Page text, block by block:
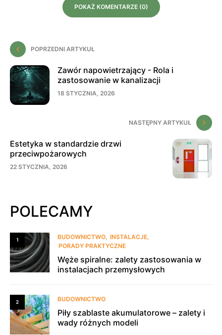
POKAŻ KOMENTARZE (0)
POPRZEDNI ARTYKUŁ
Zawór napowietrzający - Rola i
zastosowanie w kanalizacji
18 STYCZNIA, 2026
NASTĘPNY ARTYKUŁ
Estetyka w standardzie drzwi
przeciwpożarowych
22 STYCZNIA, 2026
POLECAMY
1 BUDOWNICTWO INSTALACJE
PORADY PRAKTYCZNE
Węże spiralne: zalety zastosowania w
instalacjach przemysłowych
2 BUDOWNICTWO
Piły szablaste akumulatorowe – zalety i
wady różnych modeli